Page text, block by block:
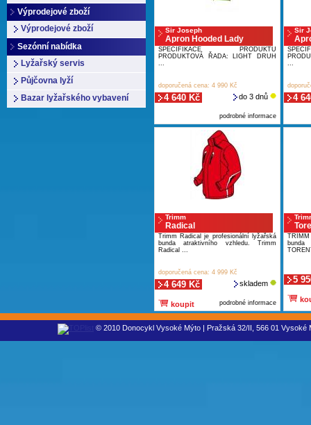
Výprodejové zboží
Výprodejové zboží
Sezónní nabídka
Lyžařský servis
Půjčovna lyží
Bazar lyžařského vybavení
Sir Joseph
Apron Hooded Lady
SPECIFIKACE PRODUKTU
PRODUKTOVÁ ŘADA: LIGHT DRUH
...
doporučená cena: 4 990 Kč
4 640 Kč do 3 dnů
podrobné informace
Sir
...
4
Trimm
Radical
Trimm Radical je profesionální lyžařská
bunda atraktivního vzhledu. Trimm
Radical ...
doporučená cena: 4 999 Kč
4 649 Kč skladem
koupit podrobné informace
5
© 2010 Donocykl Vysoké Mýto | Pražská 32/II, 566 01 Vysoké